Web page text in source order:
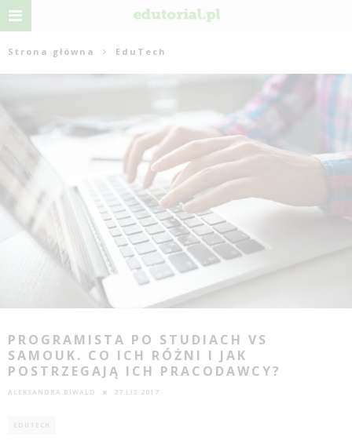
Strona główna EduTech
PROGRAMISTA PO STUDIACH VS
SAMOUK. CO ICH RÓŻNI I JAK
POSTRZEGAJĄ ICH PRACODAWCY?
ALEKSANDRA BIWALD 27 LIS 2017
EDUTECH